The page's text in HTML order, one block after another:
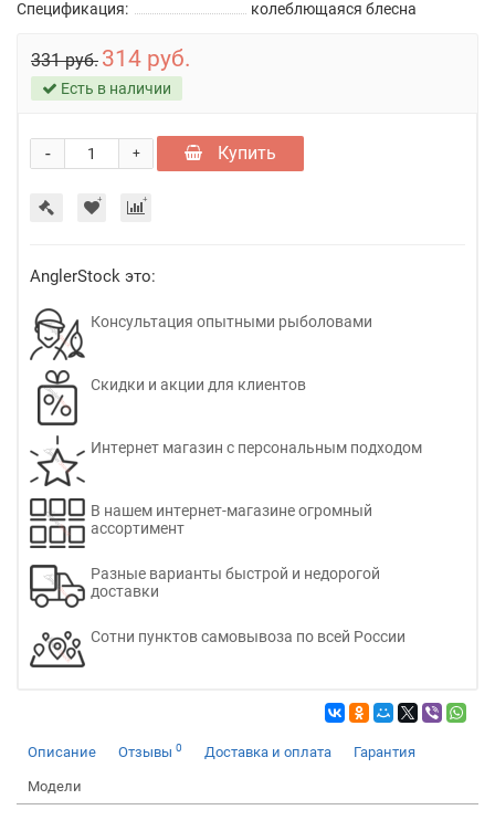
Спецификация:
колеблющаяся блесна
331 руб. 314 руб.
Есть в наличии
+
- Купить
AnglerStock это:
Консультация опытными рыболовами
Скидки и акции для клиентов
Интернет магазин с персональным подходом
В нашем интернет-магазине огромный
ассортимент
Разные варианты быстрой и недорогой
доставки
Сотни пунктов самовывоза по всей России
Описание Отзывы 0 Доставка и оплата Гарантия
Модели